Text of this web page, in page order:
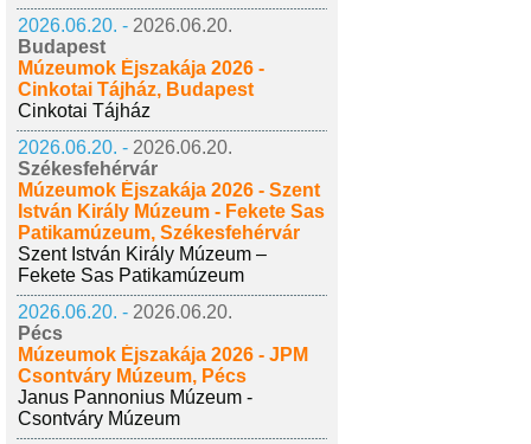
2026.06.20. - 2026.06.20.
Budapest
Múzeumok Éjszakája 2026 -
Cinkotai Tájház, Budapest
Cinkotai Tájház
2026.06.20. - 2026.06.20.
Székesfehérvár
Múzeumok Éjszakája 2026 - Szent
István Király Múzeum - Fekete Sas
Patikamúzeum, Székesfehérvár
Szent István Király Múzeum –
Fekete Sas Patikamúzeum
2026.06.20. - 2026.06.20.
Pécs
Múzeumok Éjszakája 2026 - JPM
Csontváry Múzeum, Pécs
Janus Pannonius Múzeum -
Csontváry Múzeum